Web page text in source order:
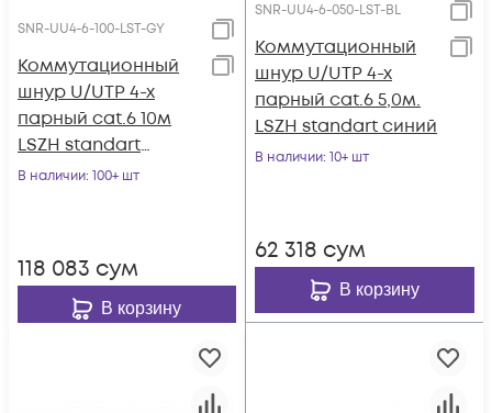
SNR-UU4-6-100-LST-GY
Коммутационный
шнур U/UTP 4-х
парный cat.6 10м
LSZH standart
серый
В наличии: 100+ шт
118 083 сум
В корзину
SNR-UU4-6-050-LST-BL
Коммутационный
шнур U/UTP 4-х
парный cat.6 5,0м.
LSZH standart синий
В наличии: 10+ шт
62 318 сум
В корзину